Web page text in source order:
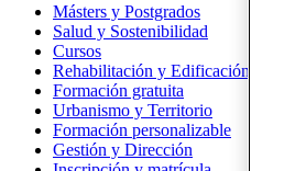
Másters y Postgrados
Salud y Sostenibilidad
Cursos
Rehabilitación y Edificación
Formación gratuita
Urbanismo y Territorio
Formación personalizable
Gestión y Dirección